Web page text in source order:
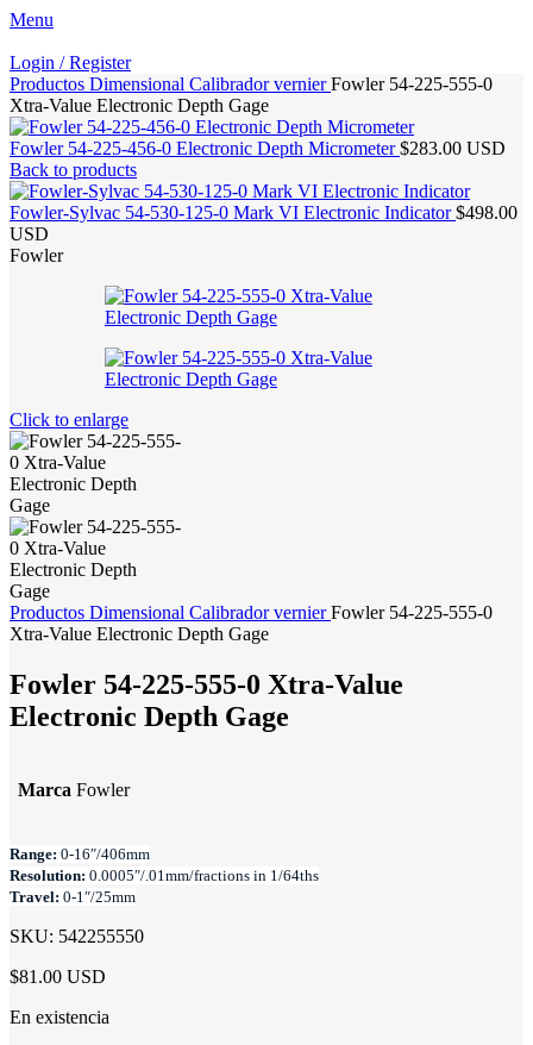
Menu
Login / Register
Productos Dimensional Calibrador vernierFowler 54-225-555-0
Xtra-Value Electronic Depth Gage
Fowler 54-225-456-0 Electronic Depth Micrometer$283.00 USD
Back to products
Fowler-Sylvac 54-530-125-0 Mark VI Electronic Indicator$498.00
USD
Fowler
Click to enlarge
Productos Dimensional Calibrador vernierFowler 54-225-555-0
Xtra-Value Electronic Depth Gage
Fowler 54-225-555-0 Xtra-Value
Electronic Depth Gage
Marca Fowler
Range: 0-16″/406mm
Resolution: 0.0005″/.01mm/fractions in 1/64ths
Travel: 0-1″/25mm
SKU: 542255550
$81.00 USD
En existencia